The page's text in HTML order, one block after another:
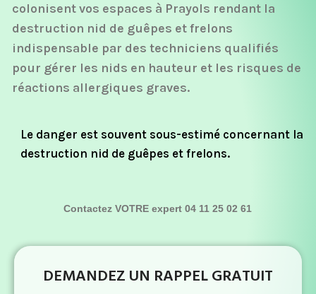
colonisent vos espaces à Prayols rendant la
destruction nid de guêpes et frelons
indispensable par des techniciens qualifiés
pour gérer les nids en hauteur et les risques de
réactions allergiques graves.
Le danger est souvent sous-estimé concernant la
destruction nid de guêpes et frelons.
Contactez VOTRE expert 04 11 25 02 61
DEMANDEZ UN RAPPEL GRATUIT